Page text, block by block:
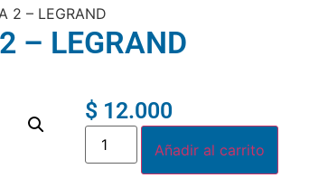
2 – LEGRAND
– LEGRAND
$ 12.000
Añadir al carrito